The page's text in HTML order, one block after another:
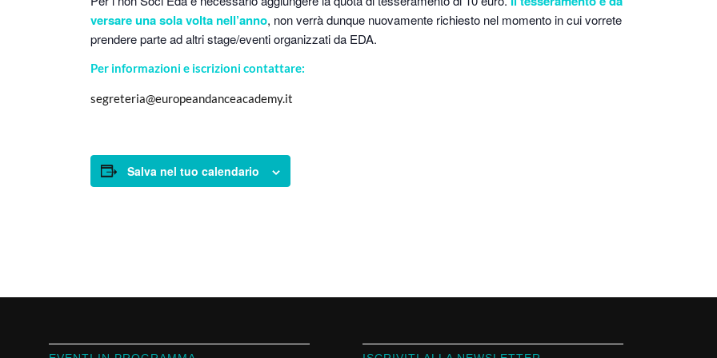
versare una sola volta nell’anno, non verrà dunque nuovamente richiesto nel momento in cui vorrete
prendere parte ad altri stage/eventi organizzati da EDA.
Per informazioni e iscrizioni contattare:
segreteria@europeandanceacademy.it
Salva nel tuo calendario